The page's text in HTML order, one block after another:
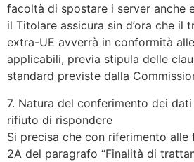
facoltà di spostare i server anche
il Titolare assicura sin d’ora che il
extra-UE avverrà in conformità
applicabili, previa stipula delle
standard previste dalla
7. Natura del conferimento dei
rifiuto di rispondere
Si precisa che con riferimento
2A del paragrafo “Finalità di